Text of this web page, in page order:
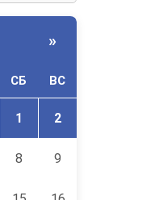
»
СБ ВС
1 2
8 9